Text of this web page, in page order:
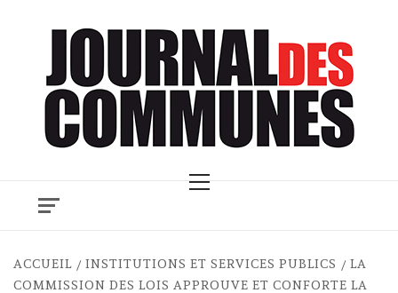
Menu
ACCUEIL INSTITUTIONS ET SERVICES PUBLICS
LA
COMMISSION DES LOIS APPROUVE ET CONFORTE LA